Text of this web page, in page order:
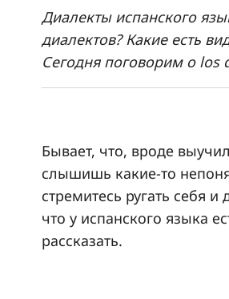
Диалекты испанского
диалектов? Какие есть
Сегодня поговорим о los
Бывает, что, вроде
слышишь какие-то
стремитесь ругать себя
что у испанского языка
рассказать.